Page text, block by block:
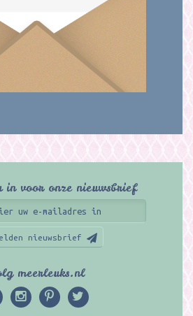
in voor onze nieuwsbrief
nieuwsbrief
meerleuks.nl